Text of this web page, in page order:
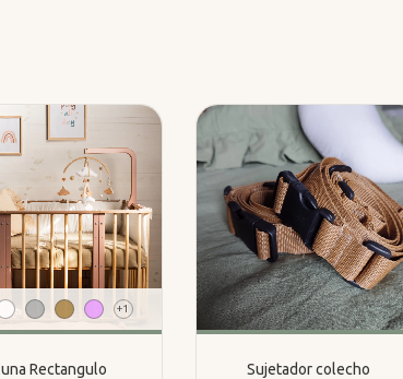
+1
Rectangulo Sujetador colecho